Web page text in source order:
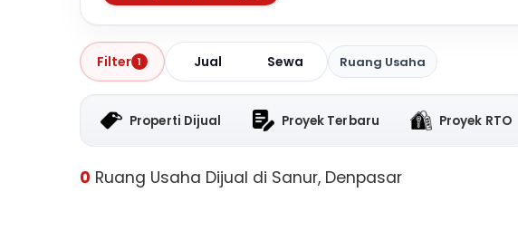
Filter 1 Jual Sewa Ruang Usaha
Properti Dijual Proyek Terbaru Proyek RTO
0 Ruang Usaha Dijual di Sanur, Denpasar